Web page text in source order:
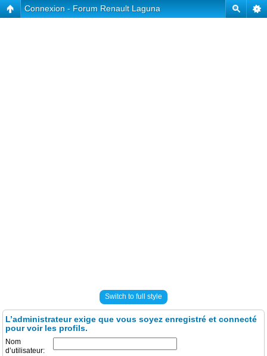
Connexion - Forum Renault Laguna
Switch to full style
L’administrateur exige que vous soyez enregistré et connecté
pour voir les profils.
Nom
d’utilisateur: